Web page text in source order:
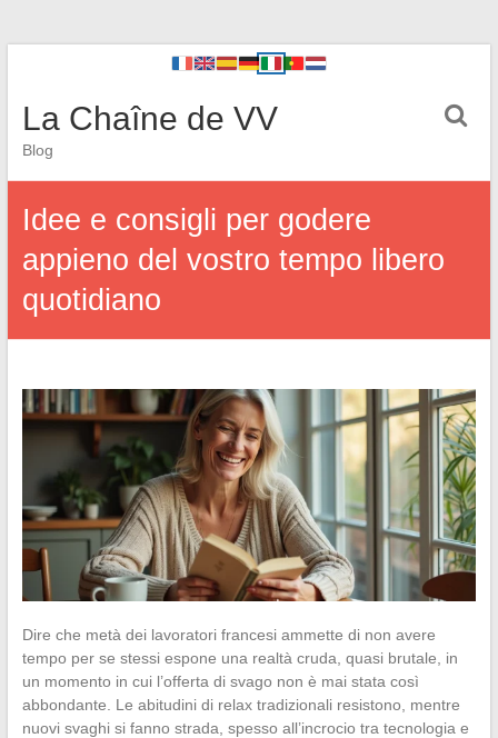
La Chaîne de VV
Blog
Idee e consigli per godere
appieno del vostro tempo libero
quotidiano
Dire che metà dei lavoratori francesi ammette di non avere
tempo per se stessi espone una realtà cruda, quasi brutale, in
un momento in cui l’offerta di svago non è mai stata così
abbondante. Le abitudini di relax tradizionali resistono, mentre
nuovi svaghi si fanno strada, spesso all’incrocio tra tecnologia e